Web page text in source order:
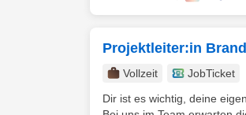
Projektleiter:in
Vollzeit
JobTicket
Dir ist es wichtig, deine